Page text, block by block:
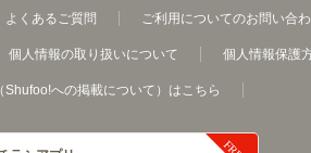
よくあるご質問 ご利用についてのお問い合
個人情報の取り扱いについて 個人情報保護
Shufoo!への掲載について）はこちら